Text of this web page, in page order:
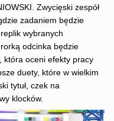
Zwycięski zespół
zadaniem będzie
wybranych
odcinka będzie
która oceni efekty pracy
duety, które w wielkim
tytuł, czek na
klocków.